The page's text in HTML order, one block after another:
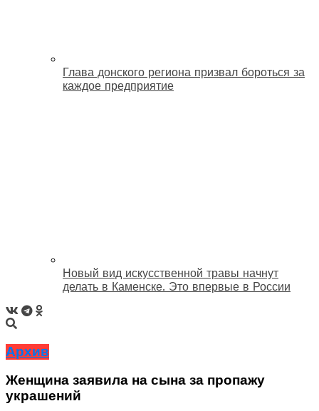
Глава донского региона призвал бороться за
каждое предприятие
Новый вид искусственной травы начнут
делать в Каменске. Это впервые в России
Архив
Женщина заявила на сына за пропажу
украшений